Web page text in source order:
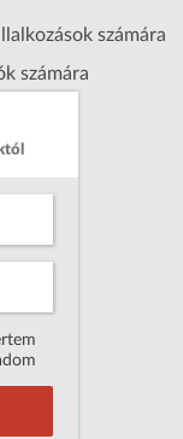
számára
számára